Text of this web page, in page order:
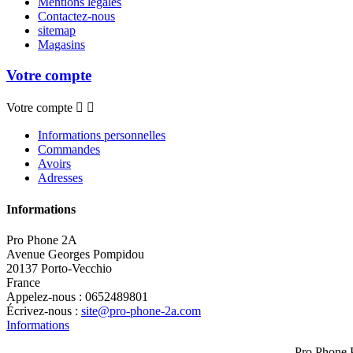
Contactez-nous
sitemap
Magasins
Votre compte
Votre compte  
Informations personnelles
Commandes
Avoirs
Adresses
Informations
Pro Phone 2A
Avenue Georges Pompidou
20137 Porto-Vecchio
France
Appelez-nous : 0652489801
Écrivez-nous : site@pro-phone-2a.com
Informations